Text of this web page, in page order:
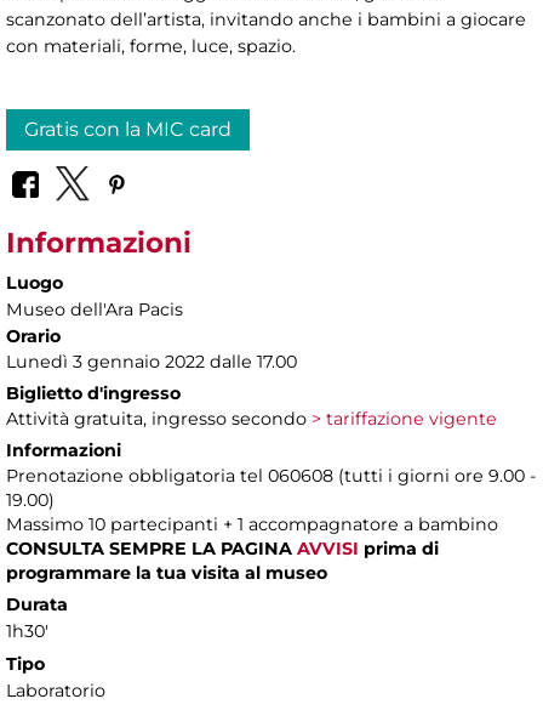
scanzonato dell’artista, invitando anche i bambini a giocare
con materiali, forme, luce, spazio.
Gratis con la MIC card
Informazioni
Luogo
Museo dell'Ara Pacis
Orario
Lunedì 3 gennaio 2022 dalle 17.00
Biglietto d'ingresso
Attività gratuita, ingresso secondo > tariffazione vigente
Informazioni
Prenotazione obbligatoria tel 060608 (tutti i giorni ore 9.00 -
19.00)
Massimo 10 partecipanti + 1 accompagnatore a bambino
CONSULTA SEMPRE LA PAGINA AVVISI prima di
programmare la tua visita al museo
Durata
1h30'
Tipo
Laboratorio